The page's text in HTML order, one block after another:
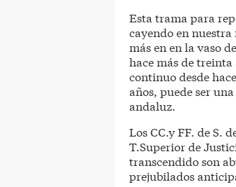
Esta trama para
cayendo en
más en en la vaso
hace más de
continuo desde
años, puede ser
andaluz.
Los CC.y FF. de S.
T.Superior de
transcendido son
prejubilados